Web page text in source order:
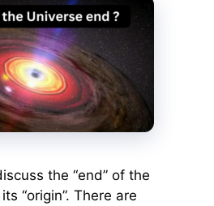
the “end” of the
“origin”. There are